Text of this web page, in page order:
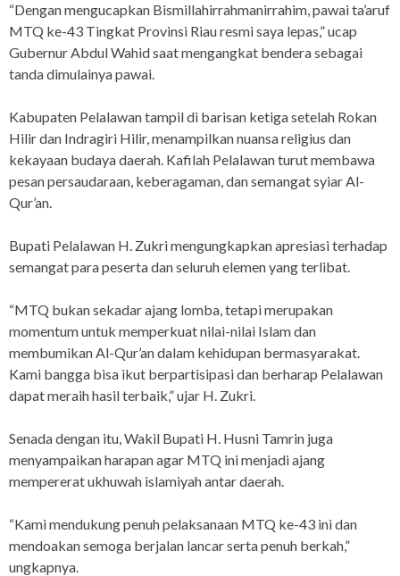
“Dengan mengucapkan Bismillahirrahmanirrahim, pawai ta’aruf
MTQ ke-43 Tingkat Provinsi Riau resmi saya lepas,” ucap
Gubernur Abdul Wahid saat mengangkat bendera sebagai
tanda dimulainya pawai.
Kabupaten Pelalawan tampil di barisan ketiga setelah Rokan
Hilir dan Indragiri Hilir, menampilkan nuansa religius dan
kekayaan budaya daerah. Kafilah Pelalawan turut membawa
pesan persaudaraan, keberagaman, dan semangat syiar Al-
Qur’an.
Bupati Pelalawan H. Zukri mengungkapkan apresiasi terhadap
semangat para peserta dan seluruh elemen yang terlibat.
“MTQ bukan sekadar ajang lomba, tetapi merupakan
momentum untuk memperkuat nilai-nilai Islam dan
membumikan Al-Qur’an dalam kehidupan bermasyarakat.
Kami bangga bisa ikut berpartisipasi dan berharap Pelalawan
dapat meraih hasil terbaik,” ujar H. Zukri.
Senada dengan itu, Wakil Bupati H. Husni Tamrin juga
menyampaikan harapan agar MTQ ini menjadi ajang
mempererat ukhuwah islamiyah antar daerah.
“Kami mendukung penuh pelaksanaan MTQ ke-43 ini dan
mendoakan semoga berjalan lancar serta penuh berkah,”
ungkapnya.